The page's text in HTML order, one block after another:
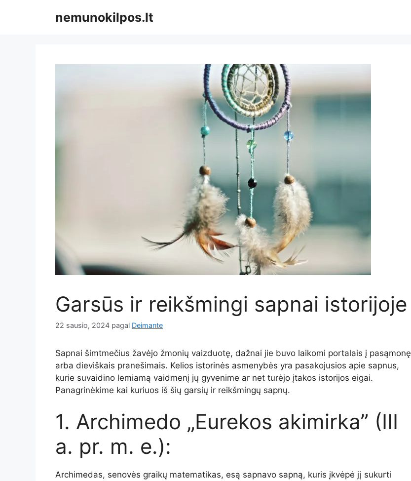
nemunokilpos.lt
Garsūs ir reikšmingi sapnai istorijoje
22 sausio, 2024 pagal Deimante
Sapnai šimtmečius žavėjo žmonių vaizduotę, dažnai jie buvo laikomi portalais į pasąmonę
arba dieviškais pranešimais. Kelios istorinės asmenybės yra pasakojusios apie sapnus,
kurie suvaidino lemiamą vaidmenį jų gyvenime ar net turėjo įtakos istorijos eigai.
Panagrinėkime kai kuriuos iš šių garsių ir reikšmingų sapnų.
1. Archimedo „Eurekos akimirka” (III
a. pr. m. e.):
Archimedas, senovės graikų matematikas, esą sapnavo sapną, kuris įkvėpė jį sukurti